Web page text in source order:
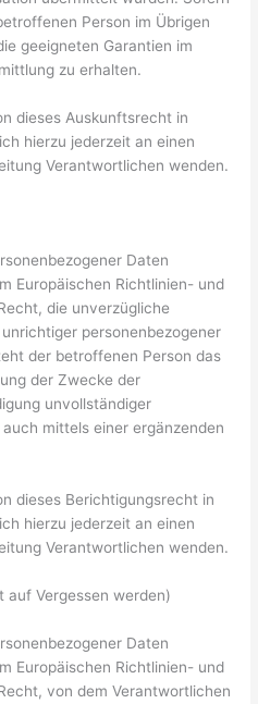
Person im Übrigen
geeigneten Garantien im
zu erhalten.
dieses Auskunftsrecht in
hierzu jederzeit an einen
Verantwortlichen wenden.
Daten
Europäischen Richtlinien- und
die unverzügliche
personenbezogener
der betroffenen Person das
der Zwecke der
unvollständiger
mittels einer ergänzenden
dieses Berichtigungsrecht in
hierzu jederzeit an einen
Verantwortlichen wenden.
auf Vergessen werden)
Daten
Europäischen Richtlinien- und
von dem Verantwortlichen